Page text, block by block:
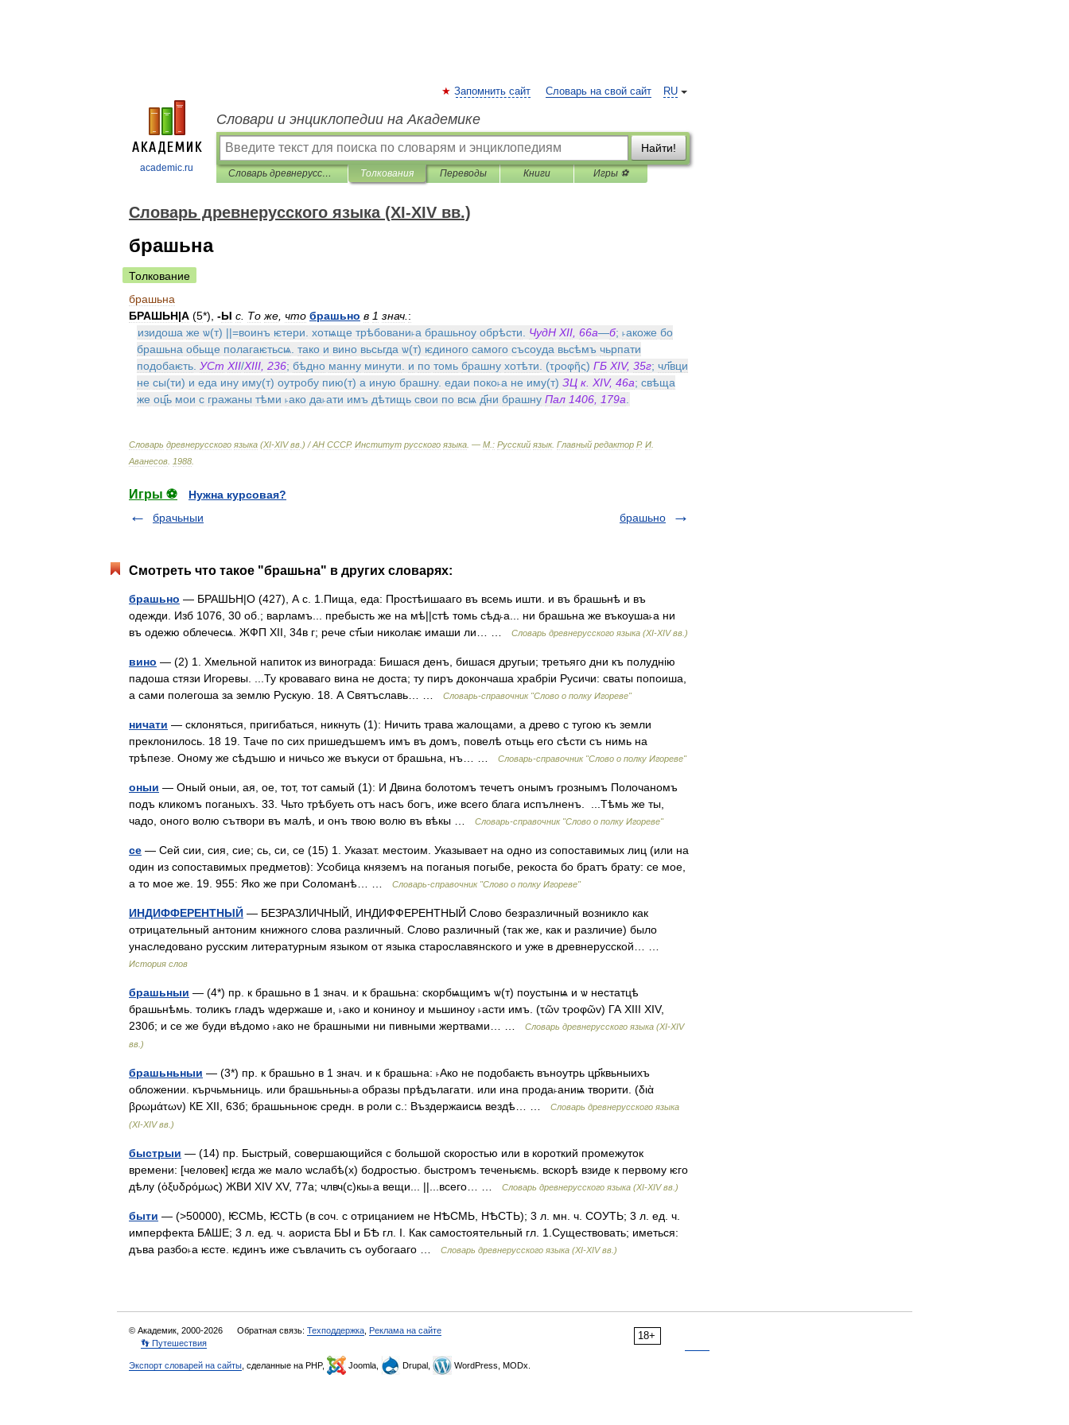
academic.ru
RU
Запомнить сайт Словарь на свой сайт
Словари и энциклопедии на Академике
Найти!
Словарь древнерусского языка (XI-XIV вв.) Толкования Переводы Книги Игры ⚽
Словарь древнерусского языка (XI-XIV вв.)
брашьна
Толкование
брашьна
БРАШЬН|А (5*), -Ы с То же что брашьно в 1 знач :
изидоша же ѡ(т) ||=воинъ ѥтери хотѩще трѣбовани˫а брашьноу обрѣсти ЧудН XII 66а—б; ˫акоже бо
брашьна обьще полагаѥтьсѩ тако и вино вьсьгда ѡ(т) ѥдиного самого съсоуда вьсѣмъ чьрпати
подобаѥть УСт XII/XIII 236; бѣдно манну минути и по томь брашну хотѣти . (τροφῆς) ГБ XIV, 35г; чл҃вци
не сы(ти) и еда ину иму(т) оутробу пию(т) а иную брашну. едаи поко˫а не иму(т) ЗЦ к XIV, 46а; свѣща
же оц҃ь мои с гражаны тѣми ˫ако да˫ати имъ дѣтищь свои по всѩ д҃ни брашну Пал 1406 179а
Словарь древнерусского языка (XI-XIV вв .) /АН СССР. Институт русского языка . — М : Русский язык. Главный редактор Р. И
Аванесов 1988
Игры ⚽
Нужна курсовая?
брачьныи
брашьно
Смотреть что такое "брашьна" в других словарях:
брашьно — БРАШЬН|О (427), А с. 1.Пища, еда: Простѣишааго въ всемь ишти. и въ брашьнѣ и въ
одежди. Изб 1076, 30 об.; варламъ... пребысть же на мѣ||стѣ томь сѣд˫а... ни брашьна же въкоуша˫а ни
въ одежю облечесѩ. ЖФП XII, 34в г; рече ст҃ыи николаѥ имаши ли… …
Словарь древнерусского языка (XI-XIV вв.)
вино — (2) 1. Хмельной напиток из винограда: Бишася денъ, бишася другыи; третьяго дни къ полуднію
падоша стязи Игоревы. ...Ту кроваваго вина не доста; ту пиръ докончаша храбріи Русичи: сваты попоиша,
а сами полегоша за землю Рускую. 18. А Святъславь… …
Словарь-справочник "Слово о полку Игореве"
ничати — склоняться, пригибаться, никнуть (1): Ничить трава жалощами, а древо с тугою къ земли
преклонилось. 18 19. Таче по сих пришедъшемъ имъ въ домъ, повелѣ отьць его сѣсти съ нимь на
трѣпезе. Оному же сѣдъшю и ничьсо же въкуси от брашьна, нъ… …
Словарь-справочник "Слово о полку Игореве"
оныи — Оный оныи, ая, ое, тот, тот самый (1): И Двина болотомъ течетъ онымъ грознымъ Полочаномъ
подъ кликомъ поганыхъ. 33. Чьто трѣбуеть отъ насъ богъ, иже всего блага испълненъ. ...Тѣмь же ты,
чадо, оного волю сътвори въ малѣ, и онъ твою волю въ вѣкы …
Словарь-справочник "Слово о полку Игореве"
се — Сей сии, сия, сие; сь, си, се (15) 1. Указат. местоим. Указывает на одно из сопоставимых лиц (или на
один из сопоставимых предметов): Усобица княземъ на поганыя погыбе, рекоста бо братъ брату: се мое,
а то мое же. 19. 955: Яко же при Соломанѣ… …
Словарь-справочник "Слово о полку Игореве"
ИНДИФФЕРЕНТНЫЙ — БЕЗРАЗЛИЧНЫЙ, ИНДИФФЕРЕНТНЫЙ Слово безразличный возникло как
отрицательный антоним книжного слова различный. Слово различный (так же, как и различие) было
унаследовано русским литературным языком от языка старославянского и уже в древнерусской… …
История слов
брашьныи — (4*) пр. к брашьно в 1 знач. и к брашьна: скорбѩщимъ ѡ(т) поустынѩ и ѡ нестатцѣ
брашьнѣмь. толикъ гладъ ѡдержаше и, ˫ако и кониноу и мьшиноу ˫асти имъ. (τῶν τρoφῶv) ГА XIII XIV,
230б; и се же буди вѣдомо ˫ако не брашными ни пивными жертвами… …
Словарь древнерусского языка (XI-XIV
вв.)
брашьньныи — (3*) пр. к брашьно в 1 знач. и к брашьна: ˫Ако не подобаѥть въноутрь цр҃квьныихъ
обложении. кърчьмьниць. или брашьньны˫а образы прѣдълагати. или ина прода˫аниѩ творити. (διὰ
βρωμάτων) КЕ XII, 63б; брашьньноѥ средн. в роли с.: Въздержаисѩ вездѣ… …
Словарь древнерусского языка
(XI-XIV вв.)
быстрыи — (14) пр. Быстрый, совершающийся с большой скоростью или в короткий промежуток
времени: [человек] ѥгда же мало ѡслабѣ(х) бодростью. быстромъ теченьѥмь. вскорѣ взиде к первому ѥго
дѣлу (ὀξυδρόμως) ЖВИ XIV XV, 77а; члвч(с)кы˫а вещи... ||...всего… …
Словарь древнерусского языка (XI-XIV вв.)
быти — (>50000), ѤСМЬ, ѤСТЬ (в соч. с отрицанием не НѢСМЬ, НѢСТЬ); 3 л. мн. ч. СОУТЬ; 3 л. ед. ч.
имперфекта БѦШЕ; 3 л. ед. ч. аориста БЫ и БѢ гл. I. Как самостоятельный гл. 1.Существовать; иметься:
дъва разбо˫а ѥсте. ѥдинъ иже съвлачить съ оубогааго …
Словарь древнерусского языка (XI-XIV вв.)
18+
© Академик, 2000-2026 Обратная связь: Техподдержка Реклама на сайте
👣 Путешествия
Экспорт словарей на сайты , сделанные на PHP, Joomla, Drupal, WordPress, MODx.